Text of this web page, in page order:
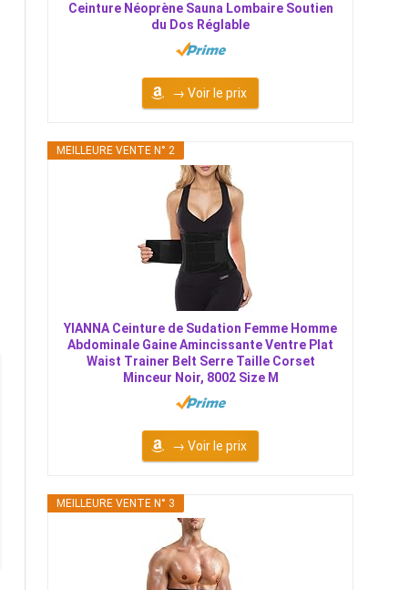
Ceinture Néoprène Sauna Lombaire Soutien
du Dos Réglable
→ Voir le prix
MEILLEURE VENTE N° 2
YIANNA Ceinture de Sudation Femme Homme
Abdominale Gaine Amincissante Ventre Plat
Waist Trainer Belt Serre Taille Corset
Minceur Noir, 8002 Size M
→ Voir le prix
MEILLEURE VENTE N° 3